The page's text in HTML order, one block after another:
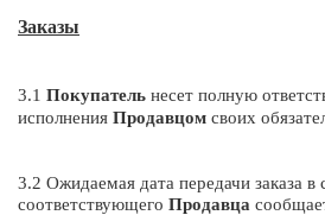
Заказы
3.1 Покупатель несет полную
исполнения Продавцом своих
3.2 Ожидаемая дата передачи заказа
соответствующего Продавца